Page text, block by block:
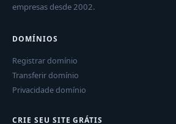
empresas desde 2002.
DOMÍNIOS
Registrar domínio
Transferir domínio
Privacidade domínio
CRIE SEU SITE GRÁTIS